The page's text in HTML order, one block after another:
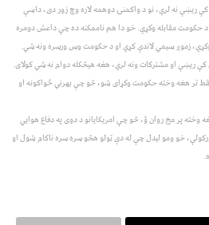
ريښې نه لري، نو د واکمنۍ دوهمه لاره وچ زور دی، داسې
د حکومت مقابله وکړي. خو دا هم ناممکنه ده چې داعش دومره
وکړي، زموږ سيمي لاندې کړي او د حکومت وس ورسره ونه شي.
ريښې او مشترکات ونه لري، هغه هيڅکله دوام نه شي کولای.
تر هغه وخته حکومت وکړای شو، څو چې بهرني ځواکونه او
پر مخ روان ؤ، څو چې امريکايانو د دوی په دفاع هوايي
خو ومو ليدل چې له دې ټولو هڅو سره سره ناکام شول او